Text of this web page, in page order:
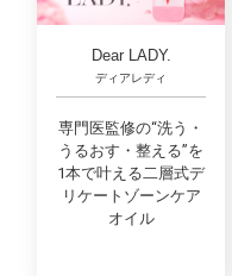
Dear LADY.
ディアレディ
専門医監修の“洗う・
うるおす・整える”を
1本で叶える二層式デ
リケートゾーンケア
オイル